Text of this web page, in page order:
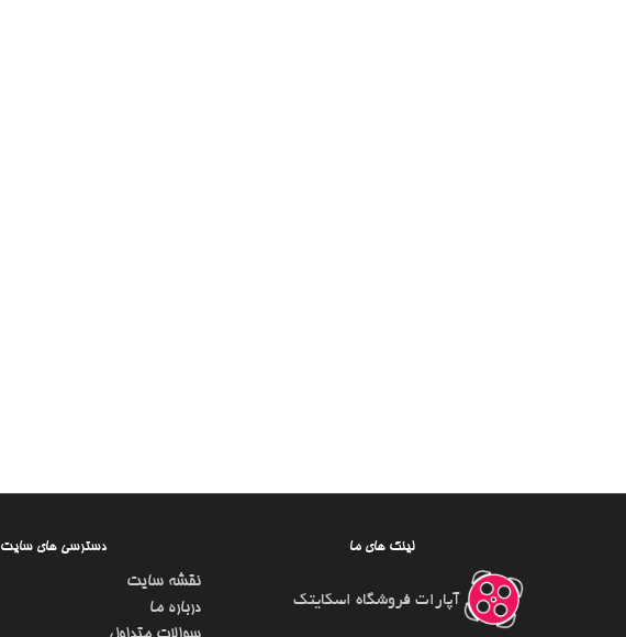
دسترسی های سایت
نقشه سایت
درباره ما
لینک های ما
آپارات فروشگاه اسکایتک